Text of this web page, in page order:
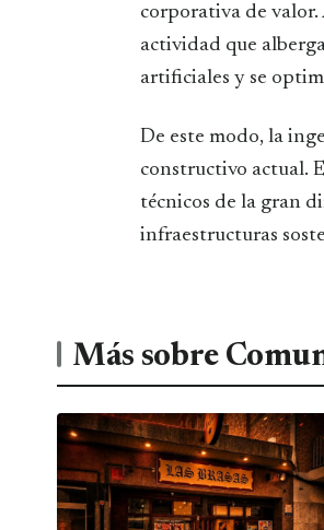
corporativa de valor.
actividad que
artificiales y se
De este modo, la
constructivo actual.
técnicos de la gran
infraestructuras
Más sobre